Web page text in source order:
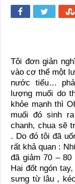
Tôi đơn giản
vào cơ thể một
nước tiểu…
lượng muối do
khỏe mạnh thì
muối đó sinh
chanh, chua sẽ
. Do đó tôi đã
rất khả quan :
đã giảm 70 –
Hai đốt ngón
sưng từ lâu ,